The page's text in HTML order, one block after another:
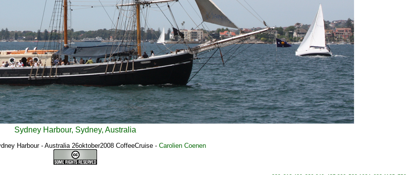
Sydney Harbour, Sydney, Australia
Harbour - Australia 26oktober2008 CoffeeCruise- Carolien Coenen